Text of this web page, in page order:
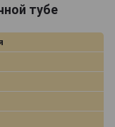
тубе